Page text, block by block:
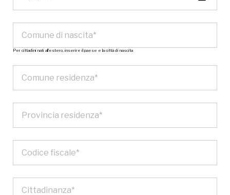
Per cittadini nati all’estero, inserire il paese e la città di nascita